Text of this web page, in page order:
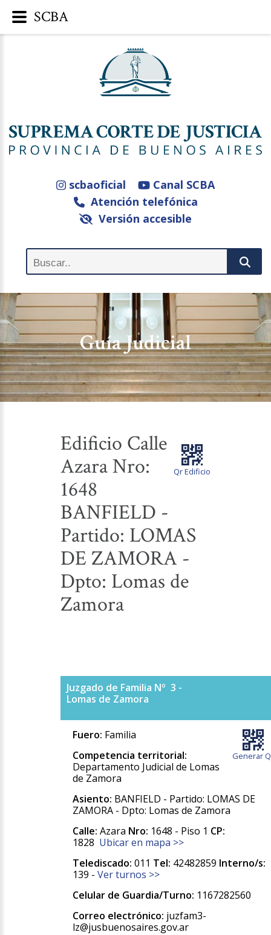
scbaoficial
Canal SCBA
Atención telefónica
Versión accesible
Guía Judicial
Qr Edificio
Edificio Calle
Azara Nro:
1648
BANFIELD -
Partido: LOMAS
DE ZAMORA -
Dpto: Lomas de
Zamora
Juzgado de Familia Nº 3 -
Lomas de Zamora
Generar
Fuero: Familia
Competencia territorial:
Departamento Judicial de Lomas
de Zamora
Asiento: BANFIELD - Partido: LOMAS DE
ZAMORA - Dpto: Lomas de Zamora
Calle: Azara Nro: 1648 - Piso 1 CP:
1828 Ubicar en mapa >>
Telediscado: 011 Tel: 42482859 Interno/s:
139 - Ver turnos >>
Celular de Guardia/Turno: 1167282560
Correo electrónico: juzfam3-
lz@jusbuenosaires.gov.ar
SCBA